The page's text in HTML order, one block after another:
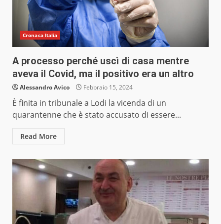
Cronaca Italia
A processo perché uscì di casa mentre
aveva il Covid, ma il positivo era un altro
Alessandro Avico Febbraio 15, 2024
È finita in tribunale a Lodi la vicenda di un
quarantenne che è stato accusato di essere...
Read More